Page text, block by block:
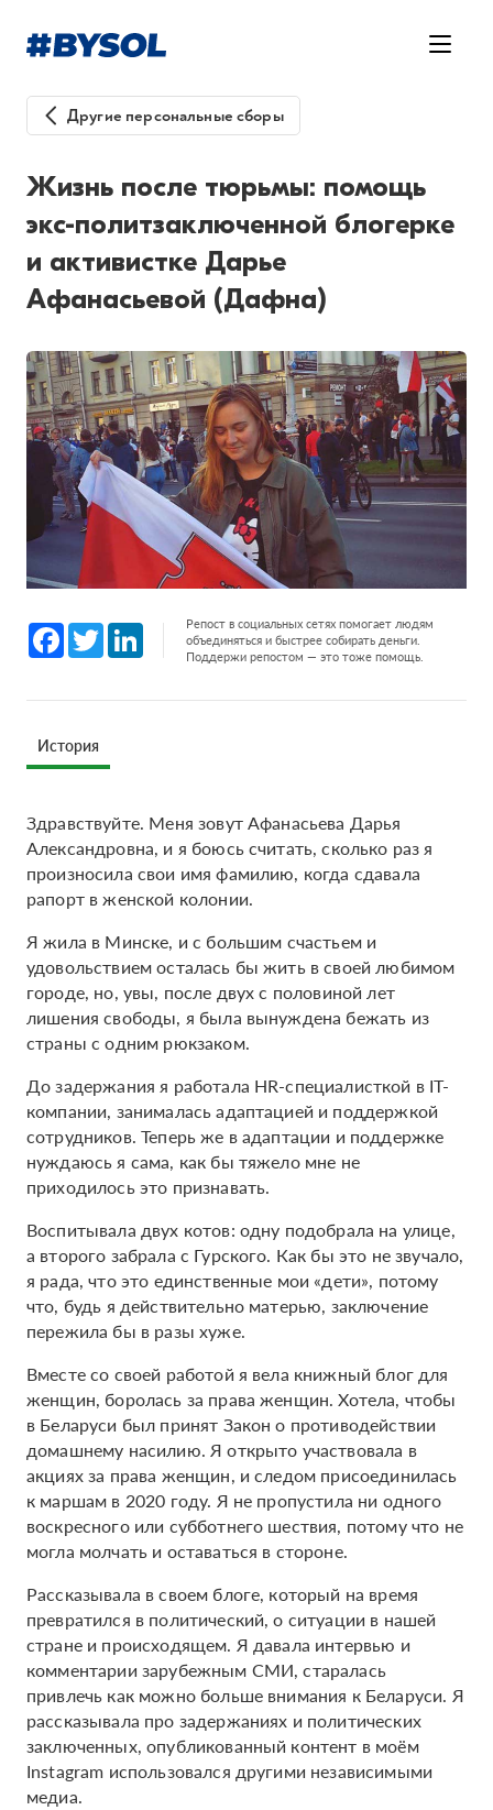
Другие персональные сборы
Жизнь после тюрьмы: помощь
экс-политзаключенной блогерке
и активистке Дарье
Афанасьевой (Дафна)
Facebook
Twitter LinkedInРепост в социальных сетях помогает людям
объединяться и быстрее собирать деньги.
Поддержи репостом — это тоже помощь.
История
Здравствуйте. Меня зовут Афанасьева Дарья
Александровна, и я боюсь считать, сколько раз я
произносила свои имя фамилию, когда сдавала
рапорт в женской колонии.
Я жила в Минске, и с большим счастьем и
удовольствием осталась бы жить в своей любимом
городе, но, увы, после двух с половиной лет
лишения свободы, я была вынуждена бежать из
страны с одним рюкзаком.
До задержания я работала HR-специалисткой в IT-
компании, занималась адаптацией и поддержкой
сотрудников. Теперь же в адаптации и поддержке
нуждаюсь я сама, как бы тяжело мне не
приходилось это признавать.
Воспитывала двух котов: одну подобрала на улице,
а второго забрала с Гурского. Как бы это не звучало,
я рада, что это единственные мои «дети», потому
что, будь я действительно матерью, заключение
пережила бы в разы хуже.
Вместе со своей работой я вела книжный блог для
женщин, боролась за права женщин. Хотела, чтобы
в Беларуси был принят Закон о противодействии
домашнему насилию. Я открыто участвовала в
акциях за права женщин, и следом присоединилась
к маршам в 2020 году. Я не пропустила ни одного
воскресного или субботнего шествия, потому что не
могла молчать и оставаться в стороне.
Рассказывала в своем блоге, который на время
превратился в политический, о ситуации в нашей
стране и происходящем. Я давала интервью и
комментарии зарубежным СМИ, старалась
привлечь как можно больше внимания к Беларуси. Я
рассказывала про задержаниях и политических
заключенных, опубликованный контент в моём
Instagram использовался другими независимыми
медиа.